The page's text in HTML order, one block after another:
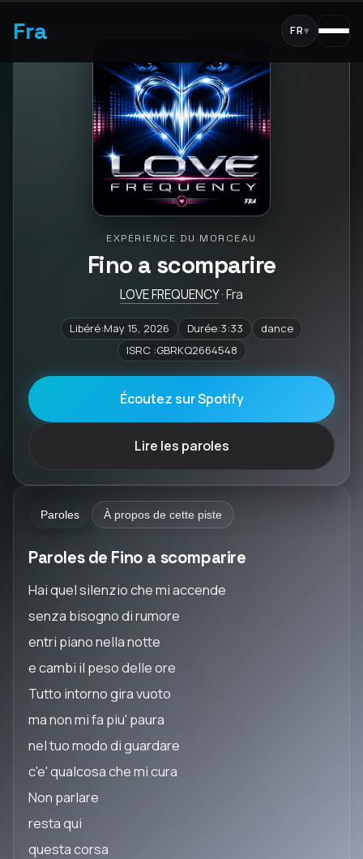
Fra FR▾
EXPÉRIENCE DU MORCEAU
Fino a scomparire
LOVE FREQUENCY· Fra
Libéré:May 15, 2026 Durée:3:33
dance
ISRC :GBRKQ2664548
Écoutez sur Spotify
Lire les paroles
Paroles À propos de cette piste
Paroles de Fino a scomparire
Hai quel silenzio che mi accende
senza bisogno di rumore
entri piano nella notte
e cambi il peso delle ore
Tutto intorno gira vuoto
ma non mi fa piu' paura
nel tuo modo di guardare
c'e' qualcosa che mi cura
Non parlare
resta qui
questa corsa